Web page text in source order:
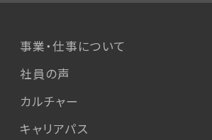
事業・仕事について
社員の声
カルチャー
キャリアパス